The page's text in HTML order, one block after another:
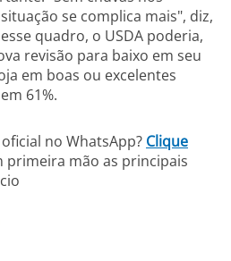
se complica mais", diz,
quadro, o USDA poderia,
revisão para baixo em seu
em boas ou excelentes
61%.
no WhatsApp? Clique
primeira mão as principais